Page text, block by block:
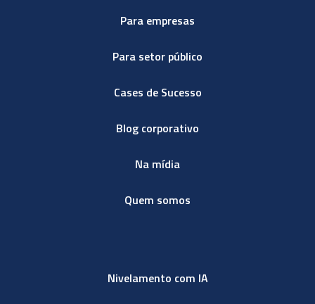
Para empresas
Para setor público
Cases de Sucesso
Blog corporativo
Na mídia
Quem somos
Nivelamento com IA